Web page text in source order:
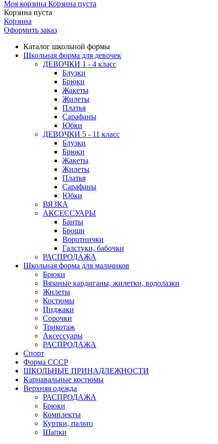
Моя корзина Корзина пуста
Корзина пуста
Корзина
Оформить заказ
Каталог школьной формы
Школьная форма для девочек
ДЕВОЧКИ 1 - 4 класс
Блузки
Брюки
Жакеты
Жилеты
Платья
Сарафаны
Юбки
ДЕВОЧКИ 5 - 11 класс
Блузки
Брюки
Жакеты
Жилеты
Платья
Сарафаны
Юбки
ВЯЗКА
АКСЕССУАРЫ
Банты
Броши
Воротнички
Галстуки, бабочки
РАСПРОДАЖА
Школьная форма для мальчиков
Брюки
Вязаные кардиганы, жилетки, водолазки
Жилеты
Костюмы
Пиджаки
Сорочки
Трикотаж
Аксессуары
РАСПРОДАЖА
Спорт
Форма СССР
ШКОЛЬНЫЕ ПРИНАДЛЕЖНОСТИ
Карнавальные костюмы
Верхняя одежда
РАСПРОДАЖА
Брюки
Комплекты
Куртки, пальто
Шапки